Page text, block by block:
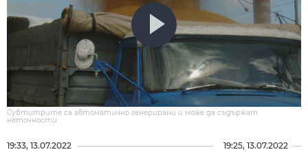
Субтитрите са автоматично генерирани и може да съдържат
неточности.
19:33, 13.07.2022 19:25, 13.07.2022